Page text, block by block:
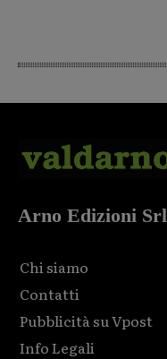
Arno Edizioni Srl
Chi siamo
Contatti
Pubblicità su Vpost
Info Legali